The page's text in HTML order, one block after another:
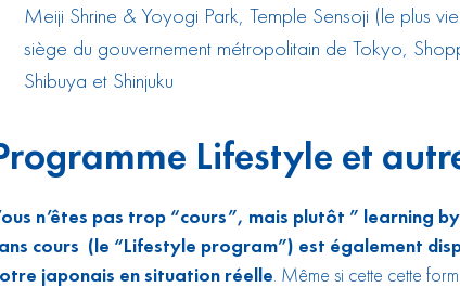
Meiji Shrine & Yoyogi Park, Temple Sensoji (le plus
siège du gouvernement métropolitain de Tokyo,
Shibuya et Shinjuku
Lifestyle et
n’êtes pas trop “cours”, mais plutôt ” learning
cours (le “Lifestyle program”) est également
japonais en situation réelle. Même si cette cette